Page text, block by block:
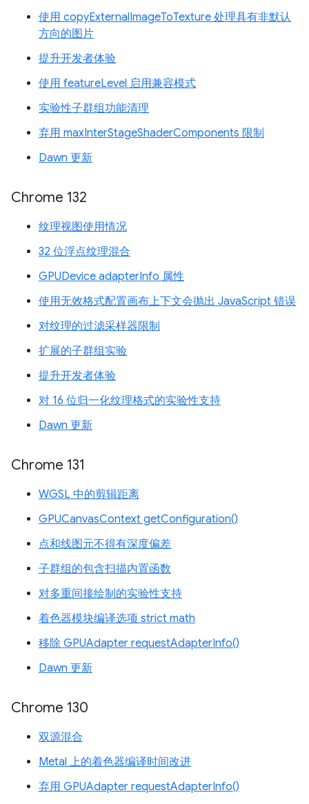
使用 copyExternalImageToTexture 处理具有非默认
方向的图片
提升开发者体验
使用 featureLevel 启用兼容模式
实验性子群组功能清理
弃用 maxInterStageShaderComponents 限制
Dawn 更新
Chrome 132
纹理视图使用情况
32 位浮点纹理混合
GPUDevice adapterInfo 属性
使用无效格式配置画布上下文会抛出 JavaScript 错误
对纹理的过滤采样器限制
扩展的子群组实验
提升开发者体验
对 16 位归一化纹理格式的实验性支持
Dawn 更新
Chrome 131
WGSL 中的剪辑距离
GPUCanvasContext getConfiguration()
点和线图元不得有深度偏差
子群组的包含扫描内置函数
对多重间接绘制的实验性支持
着色器模块编译选项 strict math
移除 GPUAdapter requestAdapterInfo()
Dawn 更新
Chrome 130
双源混合
Metal 上的着色器编译时间改进
弃用 GPUAdapter requestAdapterInfo()